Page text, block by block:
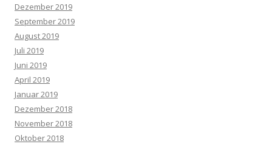
Dezember 2019
September 2019
August 2019
Juli 2019
Juni 2019
April 2019
Januar 2019
Dezember 2018
November 2018
Oktober 2018